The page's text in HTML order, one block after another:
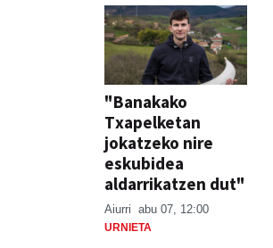
"Banakako
Txapelketan
jokatzeko nire
eskubidea
aldarrikatzen dut"
Aiurri abu 07, 12:00
URNIETA